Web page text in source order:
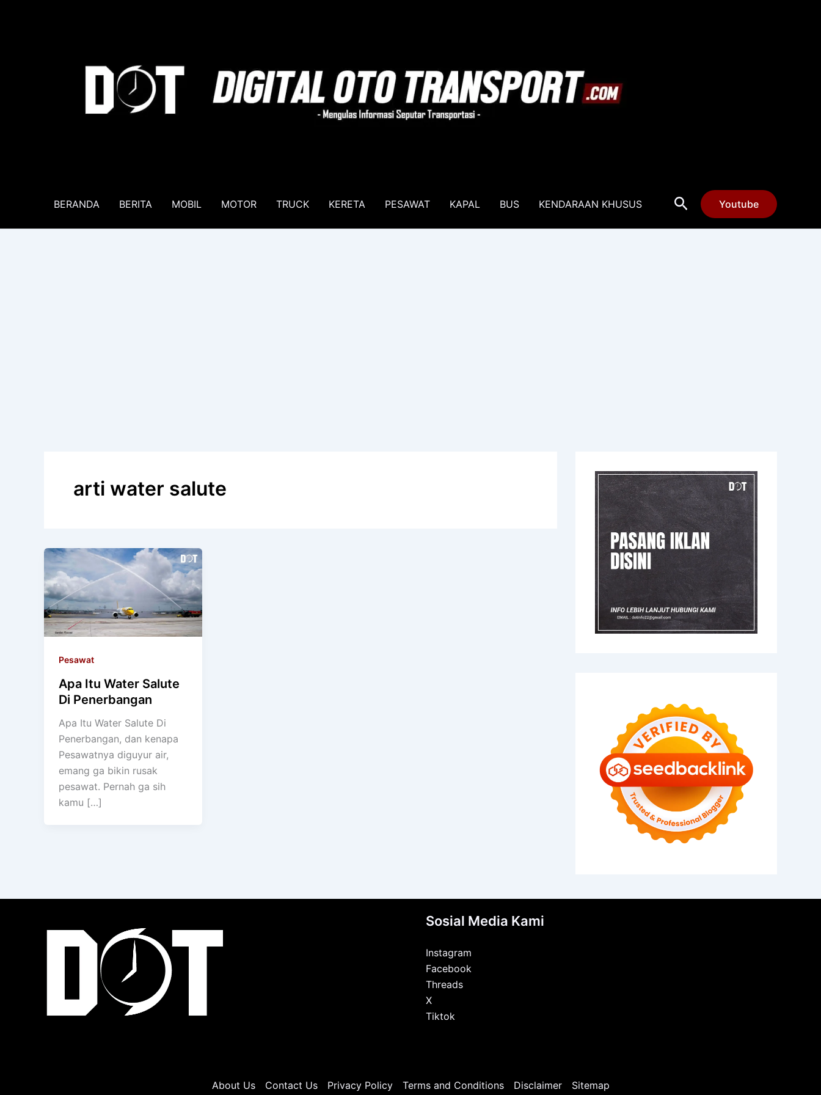
BERANDA BERITA MOBIL MOTOR TRUCK KERETA PESAWAT KAPAL BUS KENDARAAN KHUSUS Cari Youtube
arti water salute
Pesawat
Apa Itu Water Salute
Di Penerbangan
Apa Itu Water Salute Di
Penerbangan, dan kenapa
Pesawatnya diguyur air,
emang ga bikin rusak
pesawat. Pernah ga sih
kamu […]
Sosial Media Kami
Instagram
Facebook
Threads
X
Tiktok
About Us Contact Us Privacy Policy Terms and Conditions Disclaimer Sitemap